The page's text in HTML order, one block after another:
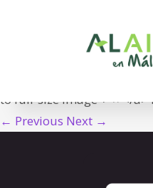
<span class="meta-prep
to full-size image"> × </
← Previous Next →